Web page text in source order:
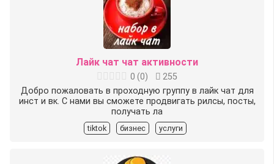
Лайк чат чат активности
0 (0)
255
Добро пожаловать в проходную группу в лайк чат для
инст и вк. С нами вы сможете продвигать рилсы, посты,
получать ла
tiktok бизнес услуги